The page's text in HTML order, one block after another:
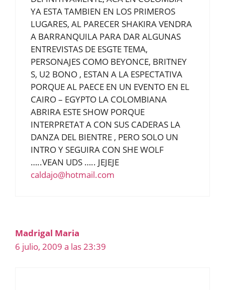
YA ESTA TAMBIEN EN LOS PRIMEROS
LUGARES, AL PARECER SHAKIRA VENDRA
A BARRANQUILA PARA DAR ALGUNAS
ENTREVISTAS DE ESGTE TEMA,
PERSONAJES COMO BEYONCE, BRITNEY
S, U2 BONO , ESTAN A LA ESPECTATIVA
PORQUE AL PAECE EN UN EVENTO EN EL
CAIRO – EGYPTO LA COLOMBIANA
ABRIRA ESTE SHOW PORQUE
INTERPRETAT A CON SUS CADERAS LA
DANZA DEL BIENTRE , PERO SOLO UN
INTRO Y SEGUIRA CON SHE WOLF
…..VEAN UDS ….. JEJEJE
caldajo@hotmail.com
Madrigal Maria
6 julio, 2009 a las 23:39